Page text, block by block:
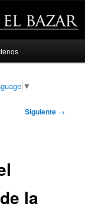
▼
Siguiente →
la